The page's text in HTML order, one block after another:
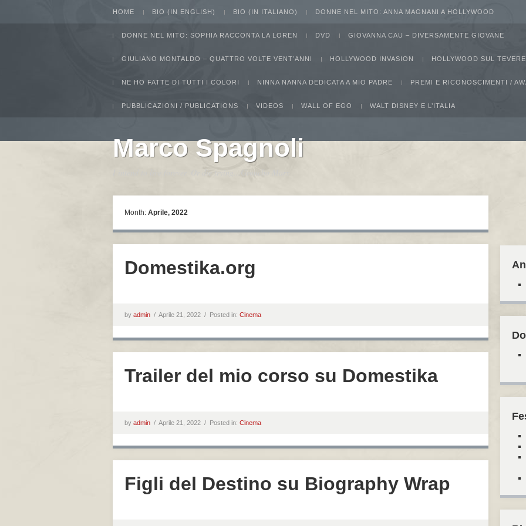
HOME BIO (IN ENGLISH) BIO (IN ITALIANO) DONNE NEL MITO: ANNA MAGNANI A HOLLYWOOD
DONNE NEL MITO: SOPHIA RACCONTA LA LOREN DVD GIOVANNA CAU – DIVERSAMENTE GIOVANE
GIULIANO MONTALDO – QUATTRO VOLTE VENT’ANNI HOLLYWOOD INVASION HOLLYWOOD SUL TEVERE
NE HO FATTE DI TUTTI I COLORI NINNA NANNA DEDICATA A MIO PADRE PREMI E RICONOSCIMENTI /
PUBBLICAZIONI / PUBLICATIONS VIDEOS WALL OF EGO WALT DISNEY E L’ITALIA
Marco Spagnoli
Month: Aprile, 2022
Domestika.org
by admin / Aprile 21, 2022 / Posted in: Cinema
Trailer del mio corso su Domestika
by admin / Aprile 21, 2022 / Posted in: Cinema
Figli del Destino su Biography Wrap